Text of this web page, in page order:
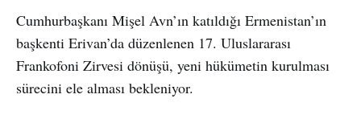
Cumhurbaşkanı Mişel Avn’ın katıldığı Ermenistan’ın
başkenti Erivan’da düzenlenen 17. Uluslararası
Frankofoni Zirvesi dönüşü, yeni hükümetin kurulması
sürecini ele alması bekleniyor.